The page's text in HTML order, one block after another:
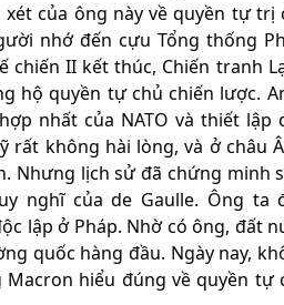
của ông này về quyền tự trị
nhớ đến cựu Tổng thống
chiến II kết thúc, Chiến tranh
hộ quyền tự chủ chiến lược.
nhất của NATO và thiết lập
rất không hài lòng, và ở châu
Nhưng lịch sử đã chứng minh
nghĩ của de Gaulle. Ông ta
lập ở Pháp. Nhờ có ông, đất
quốc hàng đầu. Ngày nay,
hiểu đúng về quyền tự